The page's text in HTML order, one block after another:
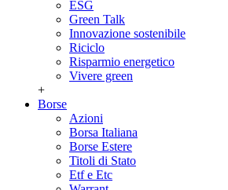
ESG
Green Talk
Innovazione sostenibile
Riciclo
Risparmio energetico
Vivere green
+
Borse
Azioni
Borsa Italiana
Borse Estere
Titoli di Stato
Etf e Etc